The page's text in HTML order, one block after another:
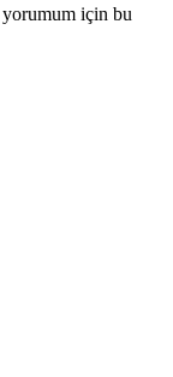
yorumum için bu